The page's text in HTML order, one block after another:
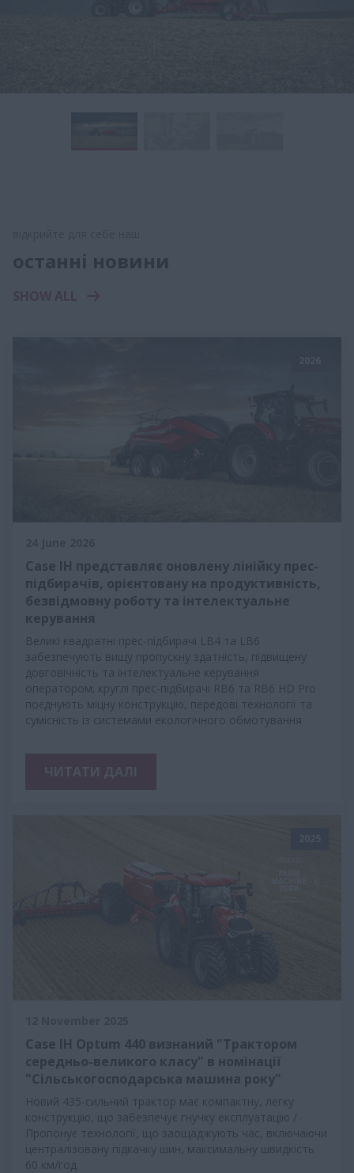
останні новини
Case IH представляє оновлену лінійку прес-
підбирачів, орієнтовану на продуктивність,
безвідмовну роботу та інтелектуальне
керування
Великі квадратні прес-підбирачі LB4 та LB6
забезпечують вищу пропускну здатність, підвищену
довговічність та інтелектуальне керування
оператором; круглі прес-підбирачі RB6 та RB6 HD Pro
поєднують міцну конструкцію, передові технології та
сумісність із системами екологічного обмотування
Case IH Optum 440 визнаний "Трактором
середньо-великого класу" в номінації
"Сільськогосподарська машина року"
Новий 435-сильний трактор має компактну, легку
конструкцію, що забезпечує гнучку експлуатацію /
Пропонує технології, що заощаджують час, включаючи
централізовану підкачку шин, максимальну швидкість
60 км/год